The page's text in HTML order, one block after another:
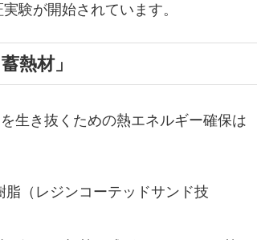
験が開始されています。
熱材」
生き抜くための熱エネルギー確保は
（レジンコーテッドサンド技